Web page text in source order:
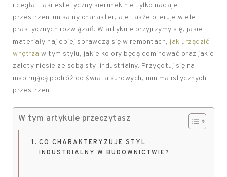
i cegła. Taki estetyczny kierunek nie tylko nadaje
przestrzeni unikalny charakter, ale także oferuje wiele
praktycznych rozwiązań. W artykule przyjrzymy się, jakie
materiały najlepiej sprawdzą się w remontach, jak urządzić
wnętrza w tym stylu, jakie kolory będą dominować oraz jakie
zalety niesie ze sobą styl industrialny. Przygotuj się na
inspirującą podróż do świata surowych, minimalistycznych
przestrzeni!
W tym artykule przeczytasz
CO CHARAKTERYZUJE STYL
INDUSTRIALNY W BUDOWNICTWIE?